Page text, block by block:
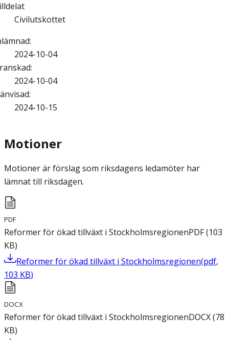
Civilutskottet
:
2024-10-04
:
2024-10-04
:
2024-10-15
Motioner
Motioner är förslag som riksdagens ledamöter har
lämnat till riksdagen.
PDF
Reformer för ökad tillväxt i StockholmsregionenPDF(103
KB)
Reformer för ökad tillväxt i Stockholmsregionen(pdf,
103 KB)
DOCX
Reformer för ökad tillväxt i StockholmsregionenDOCX(78
KB)